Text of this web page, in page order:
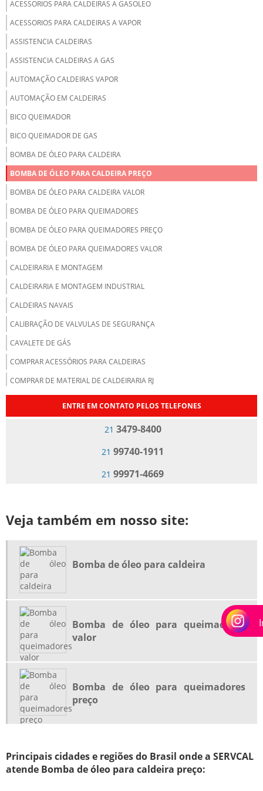
ACESSORIOS PARA CALDEIRAS A GASOLEO
ACESSORIOS PARA CALDEIRAS A VAPOR
ASSISTENCIA CALDEIRAS
ASSISTENCIA CALDEIRAS A GAS
AUTOMAÇÃO CALDEIRAS VAPOR
AUTOMAÇÃO EM CALDEIRAS
BICO QUEIMADOR
BICO QUEIMADOR DE GAS
BOMBA DE ÓLEO PARA CALDEIRA
BOMBA DE ÓLEO PARA CALDEIRA PREÇO
BOMBA DE ÓLEO PARA CALDEIRA VALOR
BOMBA DE ÓLEO PARA QUEIMADORES
BOMBA DE ÓLEO PARA QUEIMADORES PREÇO
BOMBA DE ÓLEO PARA QUEIMADORES VALOR
CALDEIRARIA E MONTAGEM
CALDEIRARIA E MONTAGEM INDUSTRIAL
CALDEIRAS NAVAIS
CALIBRAÇÃO DE VALVULAS DE SEGURANÇA
CAVALETE DE GÁS
COMPRAR ACESSÓRIOS PARA CALDEIRAS
COMPRAR DE MATERIAL DE CALDEIRARIA RJ
EMPRESA DE BOMBA DE ÓLEO PARA CALDEIRA
EMPRESA DE GERENCIAMENTO DE VASOS DE PRESSÃO
EMPRESA DE INSPEÇÃO VASOS DE PRESSÃO RIO DE JANEIRO
EMPRESA DE ISOLAMENTO TERMICO PARA CALDEIRAS RJ
EMPRESA DE MONTAGEM INDUSTRIAL
EMPRESA DE REGULAGEM DE COMBUSTÃO EM QUEIMADORES
EMPRESA DE VISTORIA DA CALDEIRA
EMPRESA DE VISTORIA DA CALDEIRA RIO DE JANEIRO
EMPRESA DE VISTORIA DA CALDEIRA RJ
EMPRESAS DE INSPEÇÃO NR13
EMPRESAS DE INSPEÇÃO NR13 RIO DE JANEIRO
EMPRESAS DE INSPEÇÃO NR13 RJ
EMPRESAS DE MANUTENÇÃO DE VALVULAS DE SEGURANÇA
EMPRESAS DE MANUTENÇÃO EM CALDEIRAS
EMPRESAS ESPECIALIZADA MANUTENÇÃO EM CALDEIRAS
EMPRESAS ESPECIALIZADA MANUTENÇÃO EM CALDEIRAS RJ
ENTRE EM CONTATO PELOS TELEFONES
21 3479-8400
21 99740-1911
21 99971-4669
Veja também em nosso site:
Bomba de óleo para caldeira
Bomba de óleo para queimadores
valor
Bomba de óleo para queimadores
preço
Principais cidades e regiões do Brasil onde a SERVCAL
atende Bomba de óleo para caldeira preço: